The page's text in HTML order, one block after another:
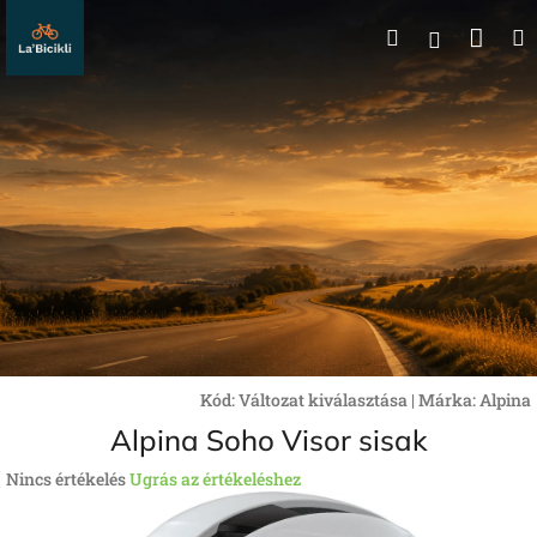
tartalomhoz
Keresés
Kód:Változat kiválasztása | Márka: Alpina
Alpina Soho Visor sisak
A
Nincs értékelésUgrás az értékeléshez